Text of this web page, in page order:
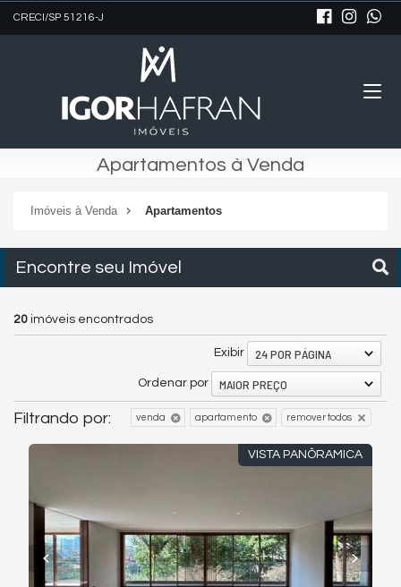
CRECI/SP 51216-J
Apartamentos à Venda
Imóveis à Venda Apartamentos
Encontre seu Imóvel
20 imóveis encontrados
Exibir 24 POR PÁGINA
Ordenar por MAIOR PREÇO
Filtrando por: venda apartamento remover todos
VISTA PANÔRAMICA